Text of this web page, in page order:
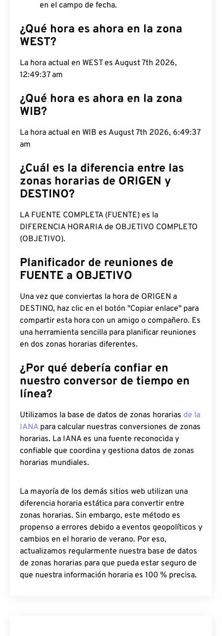
en el campo de fecha.
¿Qué hora es ahora en la zona
WEST?
La hora actual en WEST es August 7th 2026,
12:49:38 am
¿Qué hora es ahora en la zona
WIB?
La hora actual en WIB es August 7th 2026, 6:49:38
am
¿Cuál es la diferencia entre las
zonas horarias de ORIGEN y
DESTINO?
LA FUENTE COMPLETA (FUENTE) es la
DIFERENCIA HORARIA de OBJETIVO COMPLETO
(OBJETIVO).
Planificador de reuniones de
FUENTE a OBJETIVO
Una vez que conviertas la hora de ORIGEN a
DESTINO, haz clic en el botón "Copiar enlace" para
compartir esta hora con un amigo o compañero. Es
una herramienta sencilla para planificar reuniones
en dos zonas horarias diferentes.
¿Por qué debería confiar en
nuestro conversor de tiempo en
línea?
Utilizamos la base de datos de zonas horarias de la
IANA para calcular nuestras conversiones de zonas
horarias. La IANA es una fuente reconocida y
confiable que coordina y gestiona datos de zonas
horarias mundiales.
La mayoría de los demás sitios web utilizan una
diferencia horaria estática para convertir entre
zonas horarias. Sin embargo, este método es
propenso a errores debido a eventos geopolíticos y
cambios en el horario de verano. Por eso,
actualizamos regularmente nuestra base de datos
de zonas horarias para que pueda estar seguro de
que nuestra información horaria es 100 % precisa.